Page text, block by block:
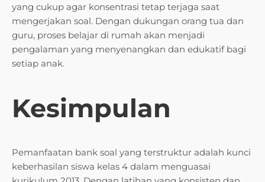
yang cukup agar konsentrasi tetap terjaga saat
mengerjakan soal. Dengan dukungan orang tua dan
guru, proses belajar di rumah akan menjadi
pengalaman yang menyenangkan dan edukatif bagi
setiap anak.
Kesimpulan
Pemanfaatan bank soal yang terstruktur adalah kunci
keberhasilan siswa kelas 4 dalam menguasai